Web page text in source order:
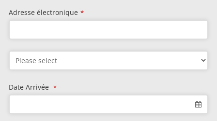
Adresse électronique *
Date Arrivée *